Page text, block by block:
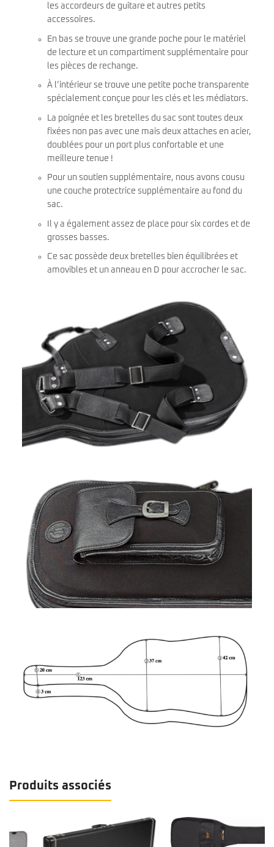
les accordeurs de guitare et autres petits
accessoires.
En bas se trouve une grande poche pour le matériel
de lecture et un compartiment supplémentaire pour
les pièces de rechange.
À l’intérieur se trouve une petite poche transparente
spécialement conçue pour les clés et les médiators.
La poignée et les bretelles du sac sont toutes deux
fixées non pas avec une mais deux attaches en acier,
doublées pour un port plus confortable et une
meilleure tenue !
Pour un soutien supplémentaire, nous avons cousu
une couche protectrice supplémentaire au fond du
sac.
Il y a également assez de place pour six cordes et de
grosses basses.
Ce sac possède deux bretelles bien équilibrées et
amovibles et un anneau en D pour accrocher le sac.
Produits associés